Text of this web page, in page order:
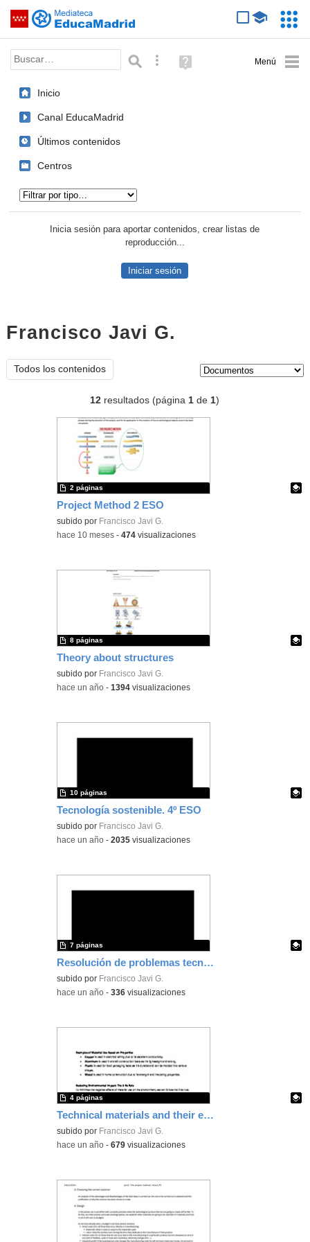
Saltar navegación
Palabra o frase: Búsqueda avanzada
Ayuda
(en
Inicio
Canal EducaMadrid
Últimos contenidos
Centros
Inicia sesión para aportar contenidos, crear listas de
reproducción...
Iniciar sesión
Francisco Javi G.
Todos los contenidos
12 resultados (página1 de1)
Project Method 2 ESO
Contenido educativo.
subido por Francisco Javi G.
2 páginas
-hace 10 meses -474 visualizaciones
Theory about structures
Contenido educativo.
subido por Francisco Javi G.
8 páginas
-hace un año -1394 visualizaciones
Tecnología sostenible. 4º ESO
Contenido educativo.
subido por Francisco Javi G.
10 páginas
-hace un año -2035 visualizaciones
Resolución de problemas tecnológicos (parte 2)
Contenido educativo.
subido por Francisco Javi G.
7 páginas
-hace un año -336 visualizaciones
Technical materials and their environmental effect
Contenido educativo.
subido por Francisco Javi G.
4 páginas
-hace un año -679 visualizaciones